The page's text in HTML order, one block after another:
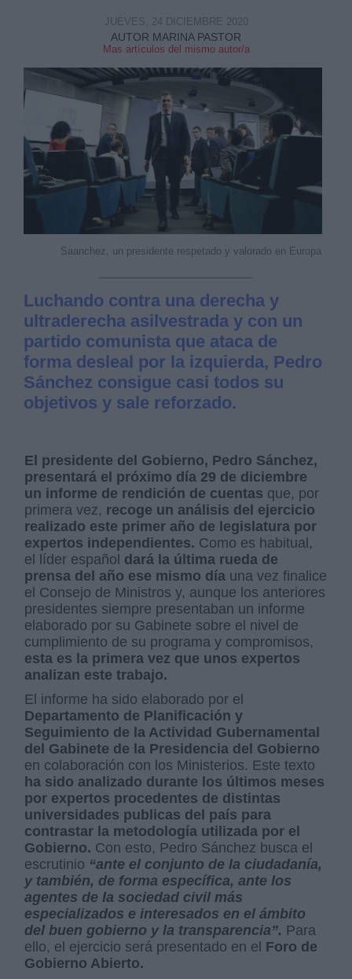
AUTOR MARINA PASTOR
Mas artículos del mismo autor/a
JUEVES, 24 DICIEMBRE 2020
Saanchez, un presidente respetado y valorado en Europa
Luchando contra una derecha y
ultraderecha asilvestrada y con un
partido comunista que ataca de
forma desleal por la izquierda, Pedro
Sánchez consigue casi todos su
objetivos y sale reforzado.
El presidente del Gobierno, Pedro Sánchez,
presentará el próximo día 29 de diciembre
un informe de rendición de cuentas que, por
primera vez, recoge un análisis del ejercicio
realizado este primer año de legislatura por
expertos independientes. Como es habitual,
el líder español dará la última rueda de
prensa del año ese mismo día una vez finalice
el Consejo de Ministros y, aunque los anteriores
presidentes siempre presentaban un informe
elaborado por su Gabinete sobre el nivel de
cumplimiento de su programa y compromisos,
esta es la primera vez que unos expertos
analizan este trabajo.
El informe ha sido elaborado por el
Departamento de Planificación y
Seguimiento de la Actividad Gubernamental
del Gabinete de la Presidencia del Gobierno
en colaboración con los Ministerios. Este texto
ha sido analizado durante los últimos meses
por expertos procedentes de distintas
universidades publicas del país para
contrastar la metodología utilizada por el
Gobierno. Con esto, Pedro Sánchez busca el
escrutinio “ante el conjunto de la ciudadanía,
y también, de forma específica, ante los
agentes de la sociedad civil más
especializados e interesados en el ámbito
del buen gobierno y la transparencia”. Para
ello, el ejercicio será presentado en el Foro de
Gobierno Abierto.